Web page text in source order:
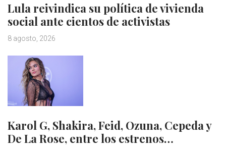
Lula reivindica su política de vivienda
social ante cientos de activistas
8 agosto, 2026
Karol G, Shakira, Feid, Ozuna, Cepeda y
De La Rose, entre los estrenos…